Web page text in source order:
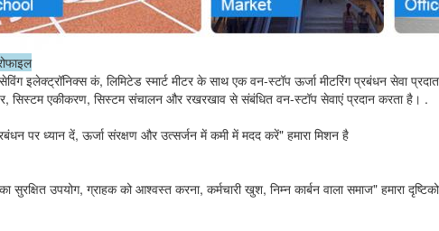
इलेक्ट्रॉनिक्स कं, लिमिटेड स्मार्ट मीटर के साथ एक वन-स्टॉप ऊर्जा मीटरिंग प्रबंधन सेवा
सिस्टम एकीकरण, सिस्टम संचालन और रखरखाव से संबंधित वन-स्टॉप सेवाएं प्रदान करता है। .
पर ध्यान दें, ऊर्जा संरक्षण और उत्सर्जन में कमी में मदद करें" हमारा मिशन है
सुरक्षित उपयोग, ग्राहक को आश्वस्त करना, कर्मचारी खुश, निम्न कार्बन वाला समाज" हमारा